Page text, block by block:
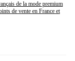
de la mode premium
de vente en France et